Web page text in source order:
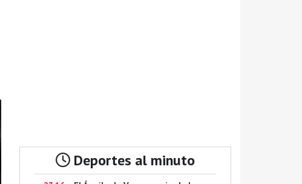
Deportes al minuto